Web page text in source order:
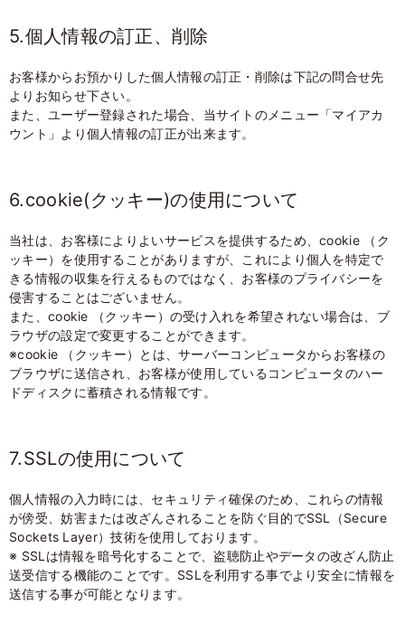
5.個人情報の訂正、削除
お客様からお預かりした個人情報の訂正・削除は下記の問合せ先
よりお知らせ下さい。
また、ユーザー登録された場合、当サイトのメニュー「マイアカ
ウント」より個人情報の訂正が出来ます。
6.cookie(クッキー)の使用について
当社は、お客様によりよいサービスを提供するため、cookie （ク
ッキー）を使用することがありますが、これにより個人を特定で
きる情報の収集を行えるものではなく、お客様のプライバシーを
侵害することはございません。
また、cookie （クッキー）の受け入れを希望されない場合は、ブ
ラウザの設定で変更することができます。
※cookie （クッキー）とは、サーバーコンピュータからお客様の
ブラウザに送信され、お客様が使用しているコンピュータのハー
ドディスクに蓄積される情報です。
7.SSLの使用について
個人情報の入力時には、セキュリティ確保のため、これらの情報
が傍受、妨害または改ざんされることを防ぐ目的でSSL（Secure
Sockets Layer）技術を使用しております。
※ SSLは情報を暗号化することで、盗聴防止やデータの改ざん防止
送受信する機能のことです。SSLを利用する事でより安全に情報を
送信する事が可能となります。